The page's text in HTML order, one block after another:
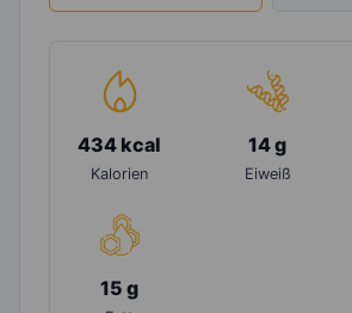
434 kcal
Kalorien
14 g
Eiweiß
15 g